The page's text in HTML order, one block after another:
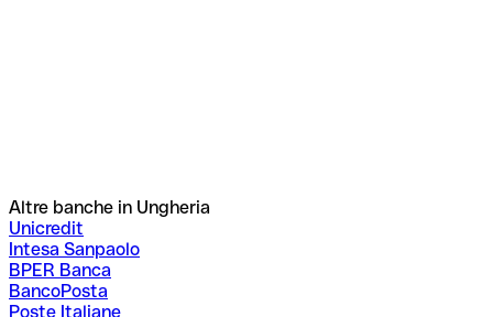
Altre banche in Ungheria
Unicredit
Intesa Sanpaolo
BPER Banca
BancoPosta
Poste Italiane